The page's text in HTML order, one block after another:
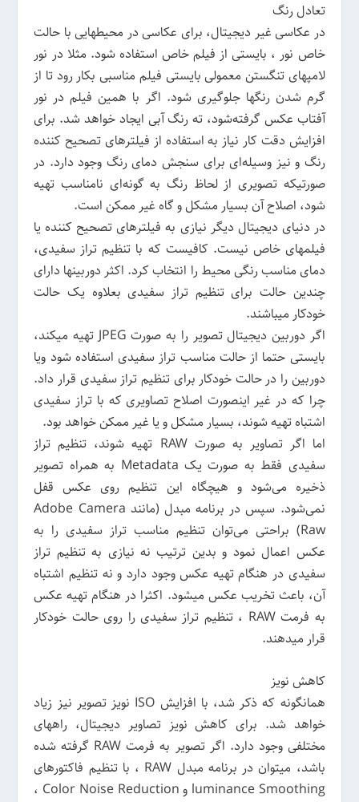
تعادل رنگ
در عکاسی غیر دیجیتال، برای عکاسی در محیطهایی با حالت
خاص نور ، بایستی از فیلم خاص استفاده شود. مثلا در نور
لامپهای تنگستن معمولی بایستی فیلم مناسبی بکار رود تا از
گرم شدن رنگها جلوگیری شود. اگر با همین فیلم در نور
آفتاب عکس گرفته‌شود، ته رنگ آبی ایجاد خواهد شد. برای
افزایش دقت کار نیاز به استفاده از فیلترهای تصحیح کننده
رنگ و نیز وسیله‌ای برای سنجش دمای رنگ وجود دارد. در
صورتیکه تصویری از لحاظ رنگ به گونه‌ای نامناسب تهیه
شود، اصلاح آن بسیار مشکل و گاه غیر ممکن است.
در دنیای دیجیتال دیگر نیازی به فیلترهای تصحیح کننده یا
فیلمهای خاص نیست. کافیست که با تنظیم تراز سفیدی،
دمای مناسب رنگی محیط را انتخاب کرد. اکثر دوربینها دارای
چندین حالت برای تنظیم تراز سفیدی بعلاوه یک حالت
خودکار میباشند.
اگر دوربین دیجیتال تصویر را به صورت JPEG تهیه میکند،
بایستی حتما از حالت مناسب تراز سفیدی استفاده شود ویا
دوربین را در حالت خودکار برای تنظیم تراز سفیدی قرار داد.
چرا که در غیر اینصورت اصلاح تصاویری که با تراز سفیدی
اشتباه تهیه شوند، بسیار مشکل و یا غیر ممکن خواهد بود.
اما اگر تصاویر به صورت RAW تهیه شوند، تنظیم تراز
سفیدی فقط به صورت یک Metadata به همراه تصویر
ذخیره می‌شود و هیچگاه این تنظیم روی عکس قفل
نمی‌شود. سپس در برنامه مبدل (مانند Adobe Camera
Raw) براحتی می‌توان تنظیم مناسب تراز سفیدی را به
عکس اعمال نمود و بدین ترتیب نه نیازی به تنظیم تراز
سفیدی در هنگام تهیه عکس وجود دارد و نه تنظیم اشتباه
آن، باعث تخریب عکس میشود. اکثرا در هنگام تهیه عکس
به فرمت RAW ، تنظیم تراز سفیدی را روی حالت خودکار
قرار میدهند.
کاهش نویز
همانگونه که ذکر شد، با افزایش ISO نویز تصویر نیز زیاد
خواهد شد. برای کاهش نویز تصاویر دیجیتال، راههای
مختلفی وجود دارد. اگر تصویر به فرمت RAW گرفته شده
باشد، میتوان در برنامه مبدل RAW ، با تنظیم فاکتورهای
luminance Smoothing و ‍Color Noise Reduction ،